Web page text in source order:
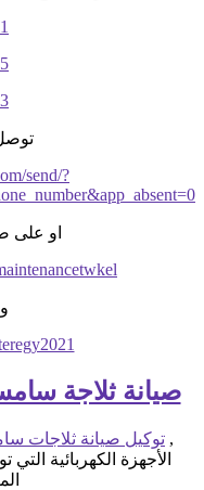
send/?
او على
صيانة ثلاجة
, توكيل صيانة ثلاجات
الأجهزة الكهربائية